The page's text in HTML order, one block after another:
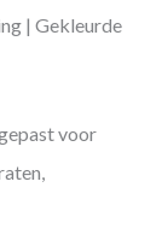
| Gekleurde
voor